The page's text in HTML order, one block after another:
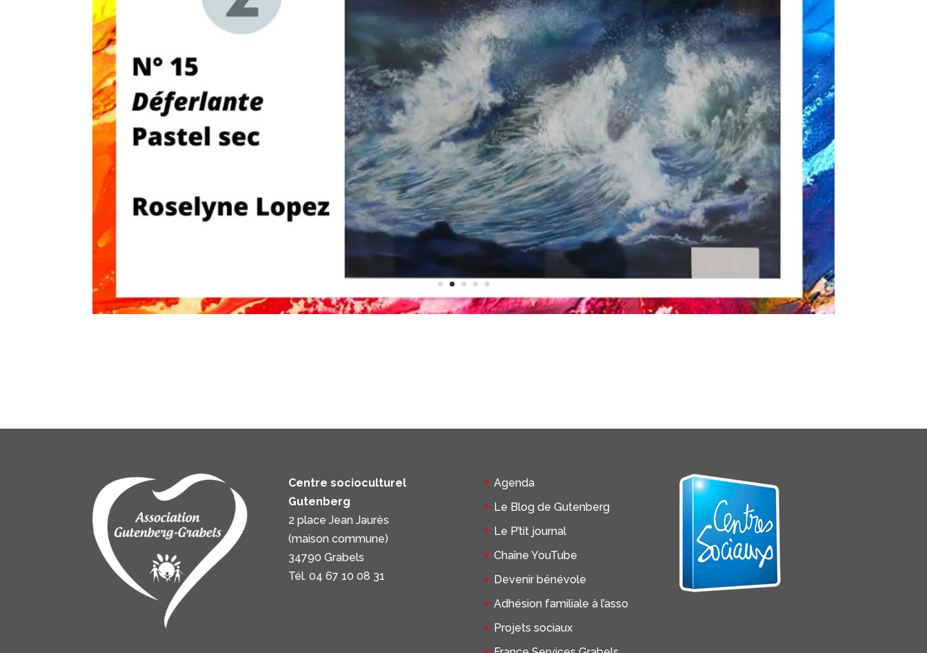
Centre socioculturel
Gutenberg
2 place Jean Jaurès
(maison commune)
34790 Grabels
Tél. 04 67 10 08 31
Agenda
Le Blog de Gutenberg
Le P’tit journal
Chaîne YouTube
Devenir bénévole
Adhésion familiale à l’asso
Projets sociaux